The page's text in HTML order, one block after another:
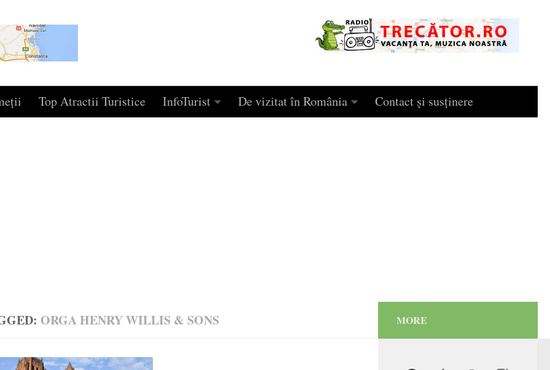
Top Atractii Turistice InfoTurist De vizitat în România Contact și susținere
ORGA HENRY WILLIS & SONS MORE